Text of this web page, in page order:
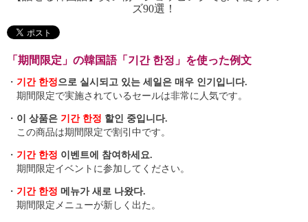
ズ90選！
「期間限定」の韓国語「기간 한정」を使った例文
・ 기간 한정으로 실시되고 있는 세일은 매우 인기입니다.
期間限定で実施されているセールは非常に人気です。
・ 이 상품은 기간 한정 할인 중입니다.
この商品は期間限定で割引中です。
・ 기간 한정 이벤트에 참여하세요.
期間限定イベントに参加してください。
・ 기간 한정 메뉴가 새로 나왔다.
期間限定メニューが新しく出た。